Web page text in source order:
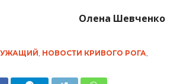
Олена Шевченко
, НОВОСТИ КРИВОГО РОГА,